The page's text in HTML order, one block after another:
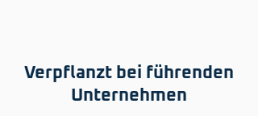
Verpflanzt bei führenden
Unternehmen